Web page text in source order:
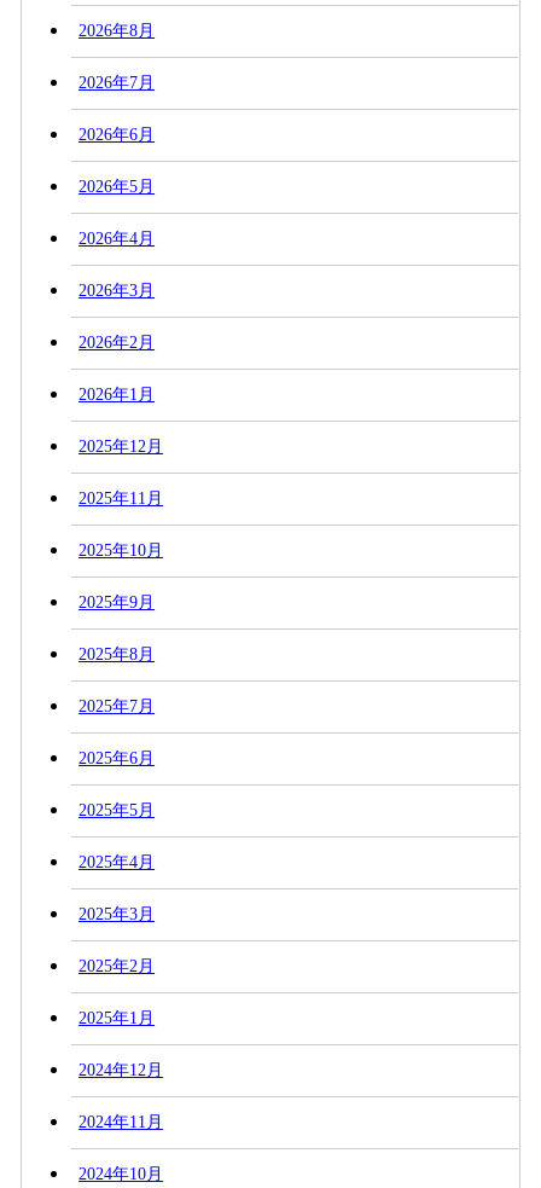
2026年8月
2026年7月
2026年6月
2026年5月
2026年4月
2026年3月
2026年2月
2026年1月
2025年12月
2025年11月
2025年10月
2025年9月
2025年8月
2025年7月
2025年6月
2025年5月
2025年4月
2025年3月
2025年2月
2025年1月
2024年12月
2024年11月
2024年10月